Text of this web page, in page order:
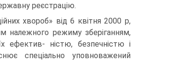
реєстрацію.
хвороб» від 6 квітня 2000 р,
належного режиму зберіганням,
ефектив- ністю, безпечністю і
спеціально уповноважений